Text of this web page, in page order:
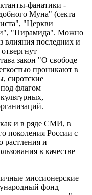
фанатики -
Муна" (секта
"Церкви
"Пирамида". Можно
влияния последних и
закон "О свободе
проникают в
сиротские
флагом
как и в ряде СМИ, в
поколения России с
растления и
в качестве
миссионерские
фонд